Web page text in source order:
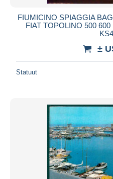
FIUMICINO SPIAGGIA
FIAT TOPOLINO 500
±
Statuut